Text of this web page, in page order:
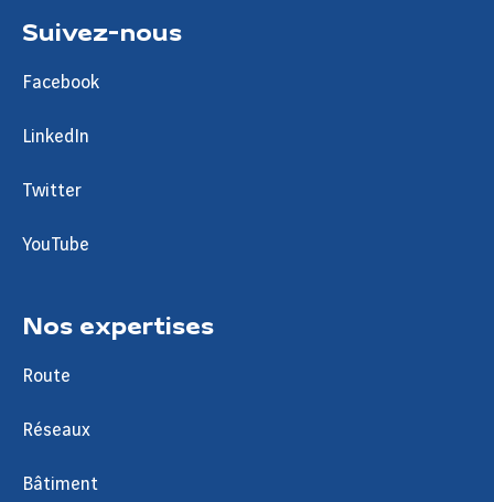
Suivez-nous
Facebook
LinkedIn
Twitter
YouTube
Nos expertises
Route
Réseaux
Bâtiment